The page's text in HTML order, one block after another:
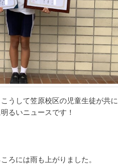
うして笠原校区の児童生徒が共に
るいニュースです！
ろには雨も上がりました。